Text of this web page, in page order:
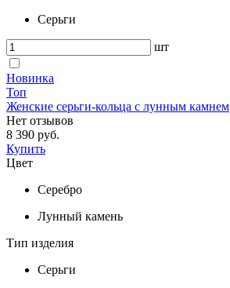
Серьги
шт
Новинка
Топ
Женские серьги-кольца с лунным камнем
Нет отзывов
8 390 руб.
Купить
Цвет
Серебро
Лунный камень
Тип изделия
Серьги